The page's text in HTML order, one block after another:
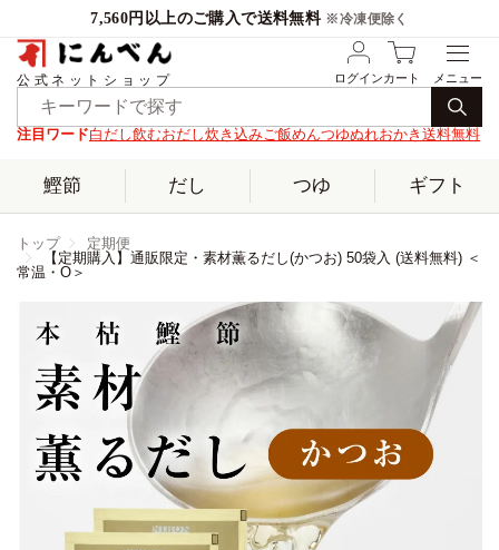
7,560円以上のご購入で送料無料 ※冷凍便除く
公式ネットショップ ログインカート
注目ワード白だし飲むおだし炊き込みご飯めんつゆぬれおかき 送料無料
鰹節 だし つゆ ギフト
トップ
定期便
【定期購入】通販限定・素材薫るだし(かつお) 50袋入 (送料無料) ＜
常温・O＞